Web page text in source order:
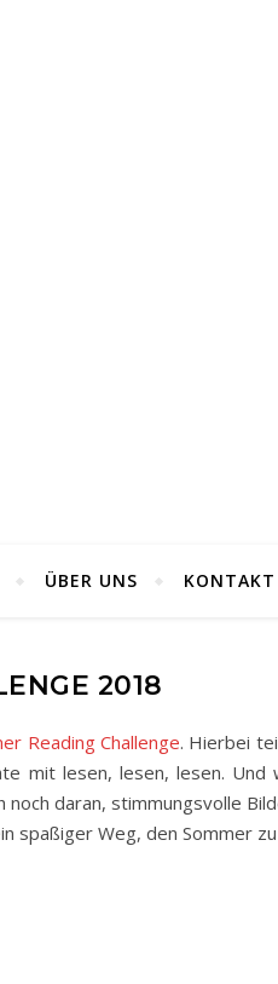
ÜBER UNS KONTAKT
2018
Reading Challenge. Hierbei
mit lesen, lesen, lesen. Und
daran, stimmungsvolle
spaßiger Weg, den Sommer